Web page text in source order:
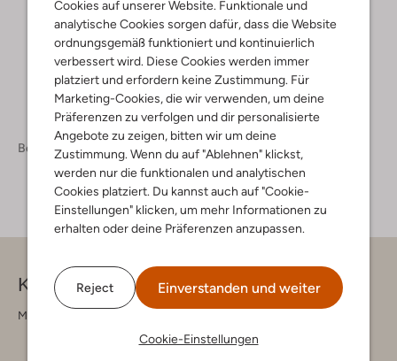
Cookies auf unserer Website. Funktionale und
analytische Cookies sorgen dafür, dass die Website
ordnungsgemäß funktioniert und kontinuierlich
verbessert wird. Diese Cookies werden immer
platziert und erfordern keine Zustimmung. Für
Marketing-Cookies, die wir verwenden, um deine
Präferenzen zu verfolgen und dir personalisierte
Angebote zu zeigen, bitten wir um deine
Zustimmung. Wenn du auf "Ablehnen" klickst,
werden nur die funktionalen und analytischen
Cookies platziert. Du kannst auch auf "Cookie-
Einstellungen" klicken, um mehr Informationen zu
erhalten oder deine Präferenzen anzupassen.
Reject Einverstanden und weiter
Cookie-Einstellungen
+ mehr farben
Bekleidung Jeans Jeans Herren
Kontakt
Montag - Freitag 09:00 - 17:00 uur